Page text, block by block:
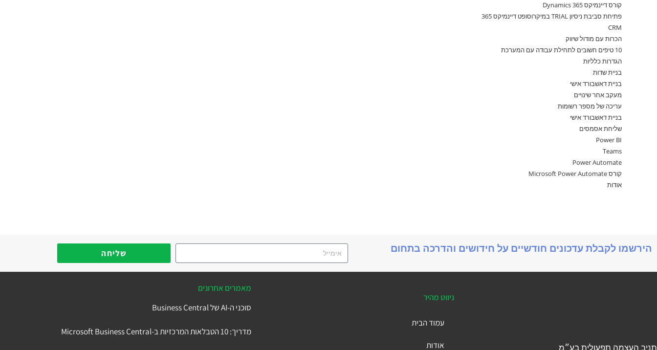
קורס דיינמיקס 365 Dynamics
פתיחת סביבת ניסיון TRIAL במיקרוסופט דיינמיקס 365
CRM
הכרות עם מודול שיווק
10 טיפים חשובים לתחילת עבודה עם המערכת
הגדרות כלליות
בניית שדות
בניית דאשבורד אישי
מעקב אחר שינויים
עריכה של מספר רשומות
בניית דאשבורד אישי
שליחת אסמסים
Power BI
Teams
Power Automate
קורס Microsoft Power Automate
אודות
הירשמו לקבלת עדכונים חודשיים על חידושים והדרכה בתחום שליחה
תניב העצמה תפעולית בע״מ
ניווט מהיר
עמוד הבית
אודות
מאמרים אחרונים
סוכני ה-AI של Business Central
מדריך: 10 הטבלאות המרכזיות ב-Microsoft Business Central